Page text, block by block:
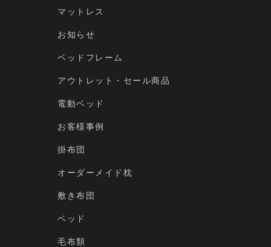
マットレス
お知らせ
ベッドフレーム
アウトレット・セール商品
電動ベッド
お客様事例
掛布団
オーダーメイド枕
敷き布団
ベッド
毛布類